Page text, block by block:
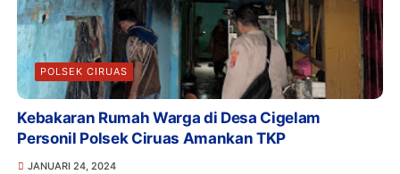
POLSEK CIRUAS
Kebakaran Rumah Warga di Desa Cigelam
Personil Polsek Ciruas Amankan TKP
JANUARI 24, 2024